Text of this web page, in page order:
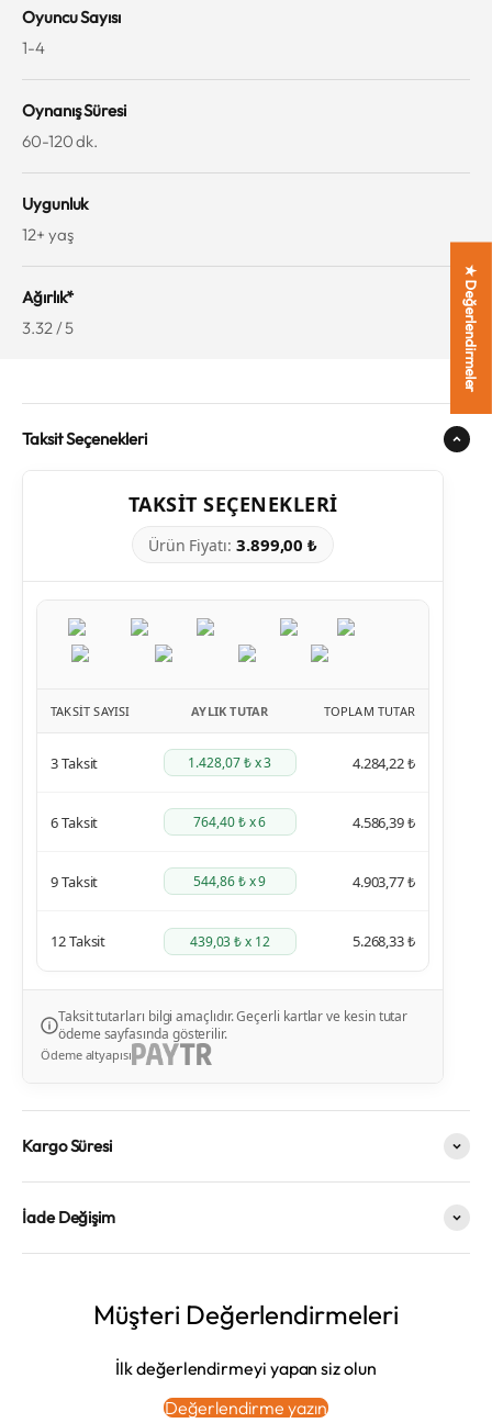
Oyuncu Sayısı
1-4
Oynanış Süresi
60-120 dk.
Uygunluk
12+ yaş
Ağırlık*
3.32 / 5
Taksit Seçenekleri
TAKSIT SEÇENEKLERI
Ürün Fiyatı: 3.899,00 ₺
TAKSIT SAYISI AYLIK TUTAR TOPLAM TUTAR
3 Taksit 1.428,07 ₺ x 3 4.284,22 ₺
6 Taksit 764,40 ₺ x 6 4.586,39 ₺
9 Taksit 544,86 ₺ x 9 4.903,77 ₺
12 Taksit 439,03 ₺ x 12 5.268,33 ₺
Taksit tutarları bilgi amaçlıdır. Geçerli kartlar ve kesin tutar
ödeme sayfasında gösterilir.
Ödeme altyapısı
Kargo Süresi
İade Değişim
Müşteri Değerlendirmeleri
İlk değerlendirmeyi yapan siz olun
Değerlendirme yazın
★ Değerlendirmeler